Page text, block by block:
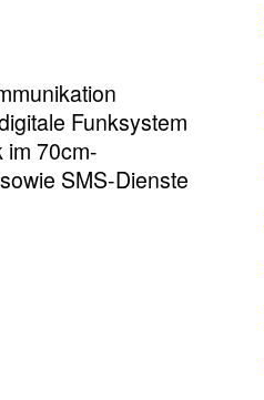
Funksystem
im 70cm-
SMS-Dienste